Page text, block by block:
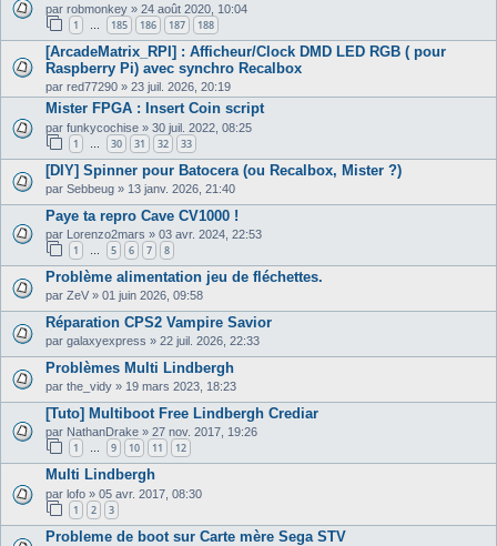
par robmonkey » 24 août 2020, 10:04
1 185 186 187 188
[ArcadeMatrix_RPI] : Afficheur/Clock DMD LED RGB ( pour
Raspberry Pi) avec synchro Recalbox
par red77290 » 23 juil. 2026, 20:19
Mister FPGA : Insert Coin script
par funkycochise » 30 juil. 2022, 08:25
1 30 31 32 33
[DIY] Spinner pour Batocera (ou Recalbox, Mister ?)
par Sebbeug » 13 janv. 2026, 21:40
Paye ta repro Cave CV1000 !
par Lorenzo2mars » 03 avr. 2024, 22:53
1 5 6 7 8
Problème alimentation jeu de fléchettes.
par ZeV » 01 juin 2026, 09:58
Réparation CPS2 Vampire Savior
par galaxyexpress » 22 juil. 2026, 22:33
Problèmes Multi Lindbergh
par the_vidy » 19 mars 2023, 18:23
[Tuto] Multiboot Free Lindbergh Crediar
par NathanDrake » 27 nov. 2017, 19:26
1 … 9 10 11 12
Multi Lindbergh
par lofo » 05 avr. 2017, 08:30
1 2 3
Probleme de boot sur Carte mère Sega STV